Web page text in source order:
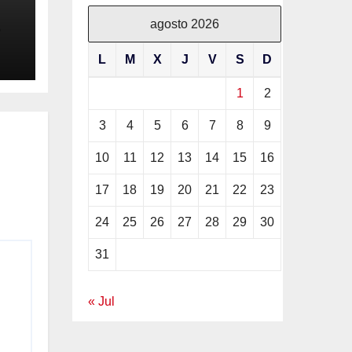
agosto 2026
L M X J V S D
1 2
3 4 5 6 7 8 9
10 11 12 13 14 15 16
17 18 19 20 21 22 23
24 25 26 27 28 29 30
31
« Jul